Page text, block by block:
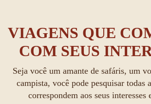
VIAGENS QUE
COM SEUS
Seja você um amante de safáris, um
campista, você pode pesquisar todas
correspondem aos seus interesses